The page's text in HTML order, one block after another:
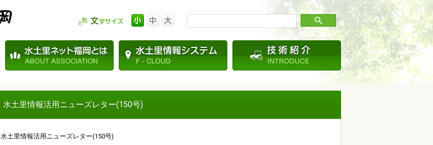
水土里情報活用ニューズレター(150号)
水土里情報活用ニューズレター(150号)